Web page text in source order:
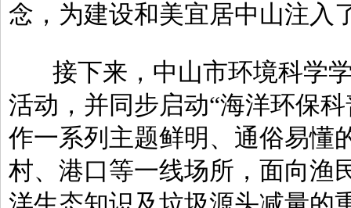
念，为建设和美宜居中山注入
接下来，中山市环境科学
活动，并同步启动“海洋环保
作一系列主题鲜明、通俗易懂
村、港口等一线场所，面向渔